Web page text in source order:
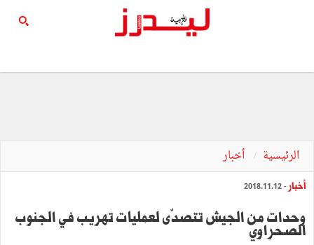
الرئيسية أخبار
أخبار - 2018.11.12
وحدات من الجيش تتصدّى لعمليات تهريب في الجنوب
الصحراوي